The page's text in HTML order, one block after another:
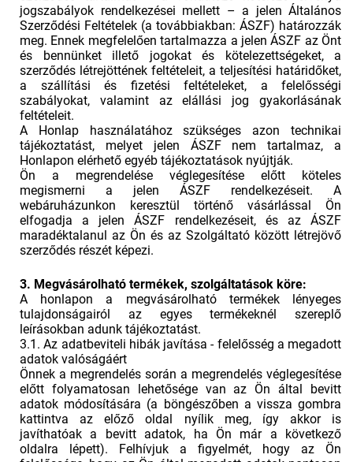
jogszabályok rendelkezései mellett – a jelen Általános
Szerződési Feltételek (a továbbiakban: ÁSZF) határozzák
meg. Ennek megfelelően tartalmazza a jelen ÁSZF az Önt
és bennünket illető jogokat és kötelezettségeket, a
szerződés létrejöttének feltételeit, a teljesítési határidőket,
a szállítási és fizetési feltételeket, a felelősségi
szabályokat, valamint az elállási jog gyakorlásának
feltételeit.
A Honlap használatához szükséges azon technikai
tájékoztatást, melyet jelen ÁSZF nem tartalmaz, a
Honlapon elérhető egyéb tájékoztatások nyújtják.
Ön a megrendelése véglegesítése előtt köteles
megismerni a jelen ÁSZF rendelkezéseit. A
webáruházunkon keresztül történő vásárlással Ön
elfogadja a jelen ÁSZF rendelkezéseit, és az ÁSZF
maradéktalanul az Ön és az Szolgáltató között létrejövő
szerződés részét képezi.
3. Megvásárolható termékek, szolgáltatások köre:
A honlapon a megvásárolható termékek lényeges
tulajdonságairól az egyes termékeknél szereplő
leírásokban adunk tájékoztatást.
3.1. Az adatbeviteli hibák javítása - felelősség a megadott
adatok valóságáért
Önnek a megrendelés során a megrendelés véglegesítése
előtt folyamatosan lehetősége van az Ön által bevitt
adatok módosítására (a böngészőben a vissza gombra
kattintva az előző oldal nyílik meg, így akkor is
javíthatóak a bevitt adatok, ha Ön már a következő
oldalra lépett). Felhívjuk a figyelmét, hogy az Ön